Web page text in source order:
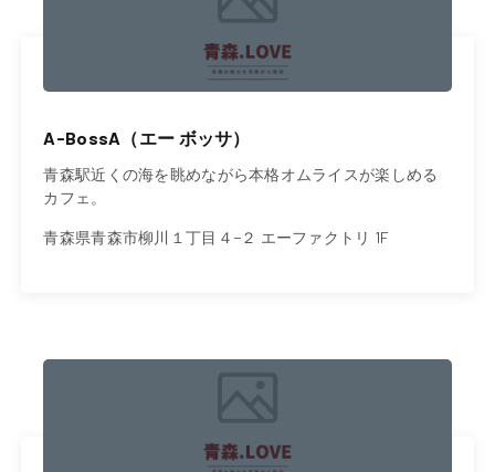
A-BossA（エー ボッサ）
青森駅近くの海を眺めながら本格オムライスが楽しめる
カフェ。
青森県青森市柳川１丁目４−２ エーファクトリ 1F